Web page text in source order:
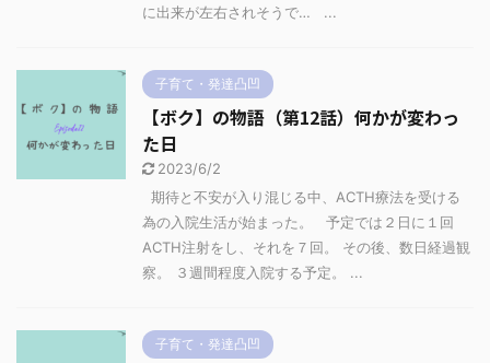
に出来が左右されそうで… ...
子育て・発達凸凹
【ボク】の物語（第12話）何かが変わっ
た日
2023/6/2
期待と不安が入り混じる中、ACTH療法を受ける
為の入院生活が始まった。 予定では２日に１回
ACTH注射をし、それを７回。 その後、数日経過観
察。 ３週間程度入院する予定。 ...
子育て・発達凸凹